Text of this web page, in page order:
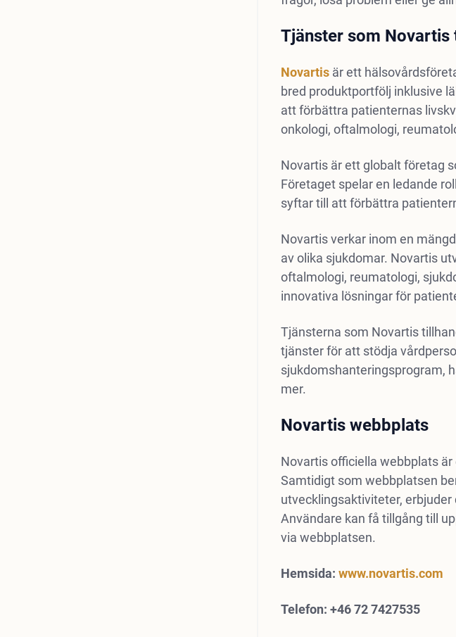
Tjänster som Novartis
Novartisär ett
bred produktportfölj inklusive
att förbättra patienternas
onkologi, oftalmologi,
Novartis är ett globalt företag
Företaget spelar en ledande
syftar till att förbättra
Novartis verkar inom en
av olika sjukdomar. Novartis
oftalmologi, reumatologi,
innovativa lösningar för
Tjänsterna som Novartis
tjänster för att stödja
sjukdomshanteringsprogram,
mer.
Novartis webbplats
Novartis officiella webbplats
Samtidigt som webbplatsen
utvecklingsaktiviteter,
Användare kan få tillgång till
via webbplatsen.
Hemsida: www.novartis.com
Telefon: +46 72 7427535